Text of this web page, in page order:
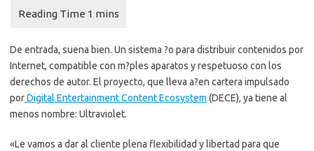
De entrada, suena bien. Un sistema ?o para distribuir contenidos por
Internet, compatible con m?ples aparatos y respetuoso con los
derechos de autor. El proyecto, que lleva a?en cartera impulsado
porDigital Entertainment Content Ecosystem (DECE), ya tiene al
menos nombre: Ultraviolet.
«Le vamos a dar al cliente plena flexibilidad y libertad para que